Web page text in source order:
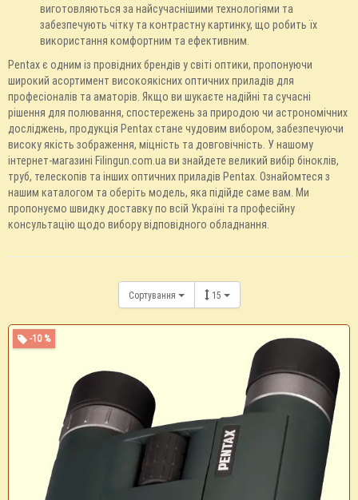
виготовляються за найсучаснішими технологіями та
забезпечують чітку та контрастну картинку, що робить їх
використання комфортним та ефективним.
Pentax є одним із провідних брендів у світі оптики, пропонуючи
широкий асортимент високоякісних оптичних приладів для
професіоналів та аматорів. Якщо ви шукаєте надійні та сучасні
рішення для полювання, спостережень за природою чи астрономічних
досліджень, продукція Pentax стане чудовим вибором, забезпечуючи
високу якість зображення, міцність та довговічність. У нашому
інтернет-магазині Filingun.com.ua ви знайдете великий вибір біноклів,
труб, телескопів та інших оптичних приладів Pentax. Ознайомтеся з
нашим каталогом та оберіть модель, яка підійде саме вам. Ми
пропонуємо швидку доставку по всій Україні та професійну
консультацію щодо вибору відповідного обладнання.
Сортування 15
-10 %